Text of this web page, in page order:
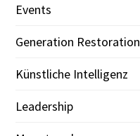
Events
Generation Restoration
Künstliche Intelligenz
Leadership